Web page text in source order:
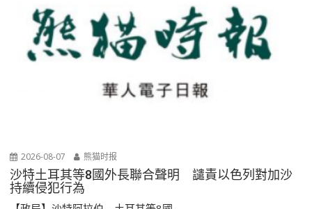
2026-08-07 熊猫时报
沙特土耳其等8國外長聯合聲明 譴責以色列對加沙
持續侵犯行為